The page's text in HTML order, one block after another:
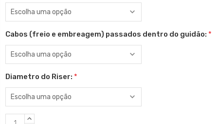
Cabos (freio e embreagem) passados dentro do guidão: *
Diametro do Riser: *
EstoqueQUANTIDADE